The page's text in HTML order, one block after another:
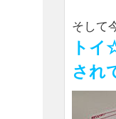
そして
トイ
され